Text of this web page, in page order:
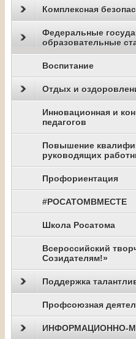
Комплексная
Федеральные
образовательные
Воспитание
Отдых и
Инновационная и
педагогов
Повышение
руководящих
Профориентация
#РОСАТОМВМЕСТЕ
Школа Росатома
Всероссийский
Созидателям!»
Поддержка
Профсоюзная
ИНФОРМАЦИОННО-